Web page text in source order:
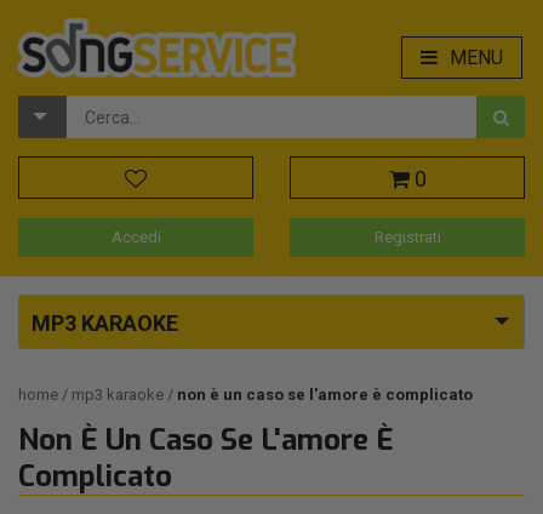
MENU
0
Accedi Registrati
MP3 KARAOKE
home mp3 karaoke non è un caso se l'amore è complicato
Non È Un Caso Se L'amore È
Complicato